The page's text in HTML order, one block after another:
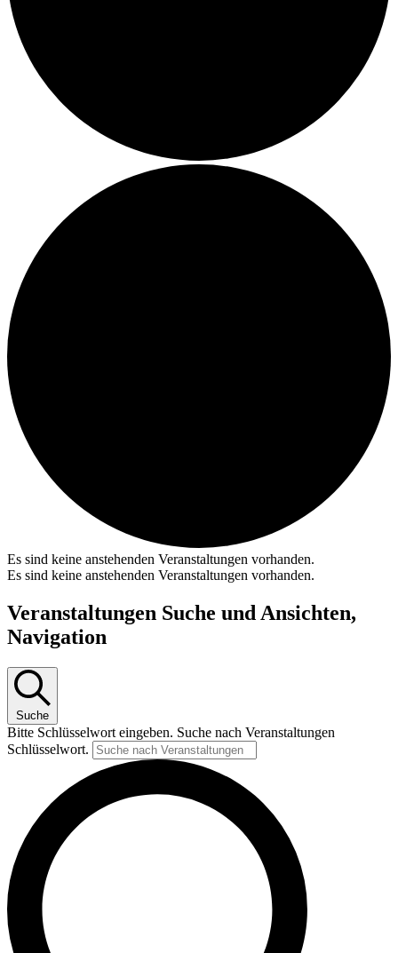
Es sind keine anstehenden Veranstaltungen vorhanden.
Es sind keine anstehenden Veranstaltungen vorhanden.
Veranstaltungen Suche und Ansichten,
Navigation
Suche
Bitte Schlüsselwort eingeben. Suche nach Veranstaltungen
Schlüsselwort.